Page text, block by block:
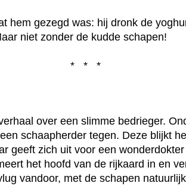
hem gezegd was: hij dronk de
niet zonder de kudde schapen!
* * *
over een slimme bedrieger.
schaapherder tegen. Deze blijkt
geeft zich uit voor een
het hoofd van de rijkaard in en
vandoor, met de schapen